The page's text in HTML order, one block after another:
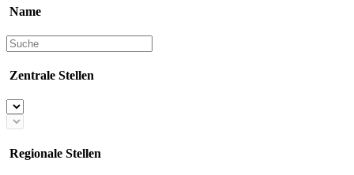
Name
Zentrale Stellen
Regionale Stellen